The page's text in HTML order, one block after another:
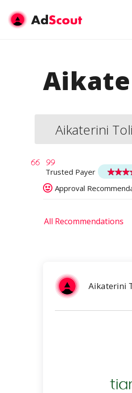
Aikaterini
Trusted Payer
Approval
All Recommendations
Aikaterini